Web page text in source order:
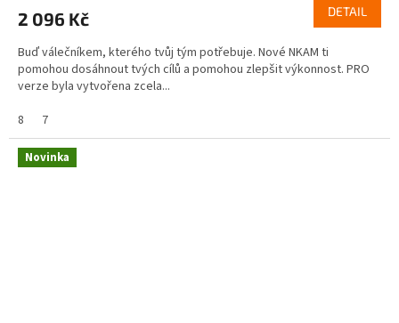
2 096 Kč DETAIL
Buď válečníkem, kterého tvůj tým potřebuje. Nové NKAM ti
pomohou dosáhnout tvých cílů a pomohou zlepšit výkonnost. PRO
verze byla vytvořena zcela...
8
7
Novinka